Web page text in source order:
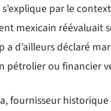
par le
mexicain réévaluait
a d’ailleurs déclaré
pétrolier ou financier
fournisseur